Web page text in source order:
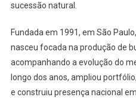
sucessão natural.
Fundada em 1991, em São
nasceu focada na produção de
acompanhando a evolução do
longo dos anos, ampliou
e construiu presença nacional